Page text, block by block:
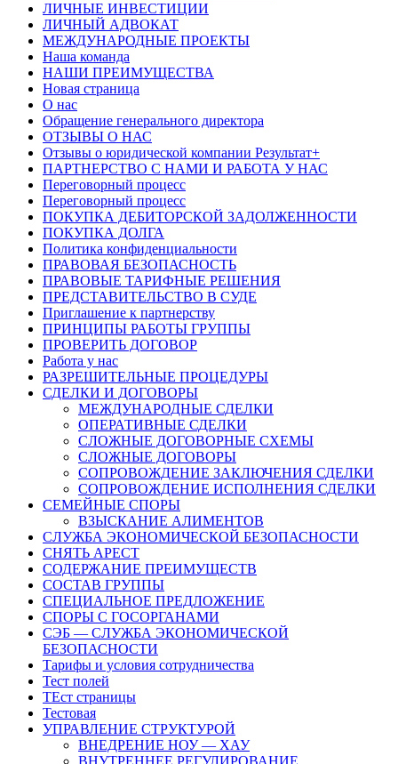
ЛИЧНЫЕ ИНВЕСТИЦИИ
ЛИЧНЫЙ АДВОКАТ
МЕЖДУНАРОДНЫЕ ПРОЕКТЫ
Наша команда
НАШИ ПРЕИМУЩЕСТВА
Новая страница
О нас
Обращение генерального директора
ОТЗЫВЫ О НАС
Отзывы о юридической компании Результат+
ПАРТНЕРСТВО С НАМИ И РАБОТА У НАС
Переговорный процесс
Переговорный процесс
ПОКУПКА ДЕБИТОРСКОЙ ЗАДОЛЖЕННОСТИ
ПОКУПКА ДОЛГА
Политика конфиденциальности
ПРАВОВАЯ БЕЗОПАСНОСТЬ
ПРАВОВЫЕ ТАРИФНЫЕ РЕШЕНИЯ
ПРЕДСТАВИТЕЛЬСТВО В СУДЕ
Приглашение к партнерству
ПРИНЦИПЫ РАБОТЫ ГРУППЫ
ПРОВЕРИТЬ ДОГОВОР
Работа у нас
РАЗРЕШИТЕЛЬНЫЕ ПРОЦЕДУРЫ
СДЕЛКИ И ДОГОВОРЫ
МЕЖДУНАРОДНЫЕ СДЕЛКИ
ОПЕРАТИВНЫЕ СДЕЛКИ
СЛОЖНЫЕ ДОГОВОРНЫЕ СХЕМЫ
СЛОЖНЫЕ ДОГОВОРЫ
СОПРОВОЖДЕНИЕ ЗАКЛЮЧЕНИЯ СДЕЛКИ
СОПРОВОЖДЕНИЕ ИСПОЛНЕНИЯ СДЕЛКИ
СЕМЕЙНЫЕ СПОРЫ
ВЗЫСКАНИЕ АЛИМЕНТОВ
СЛУЖБА ЭКОНОМИЧЕСКОЙ БЕЗОПАСНОСТИ
СНЯТЬ АРЕСТ
СОДЕРЖАНИЕ ПРЕИМУЩЕСТВ
СОСТАВ ГРУППЫ
СПЕЦИАЛЬНОЕ ПРЕДЛОЖЕНИЕ
СПОРЫ С ГОСОРГАНАМИ
СЭБ — СЛУЖБА ЭКОНОМИЧЕСКОЙ
БЕЗОПАСНОСТИ
Тарифы и условия сотрудничества
Тест полей
ТЕст страницы
Тестовая
УПРАВЛЕНИЕ СТРУКТУРОЙ
ВНЕДРЕНИЕ НОУ — ХАУ